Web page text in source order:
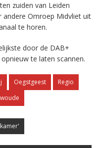
zuiden van Leiden
andere Omroep Midvliet uit
te horen.
door de DAB+
te laten scannen.
Oegstgeest
Regio